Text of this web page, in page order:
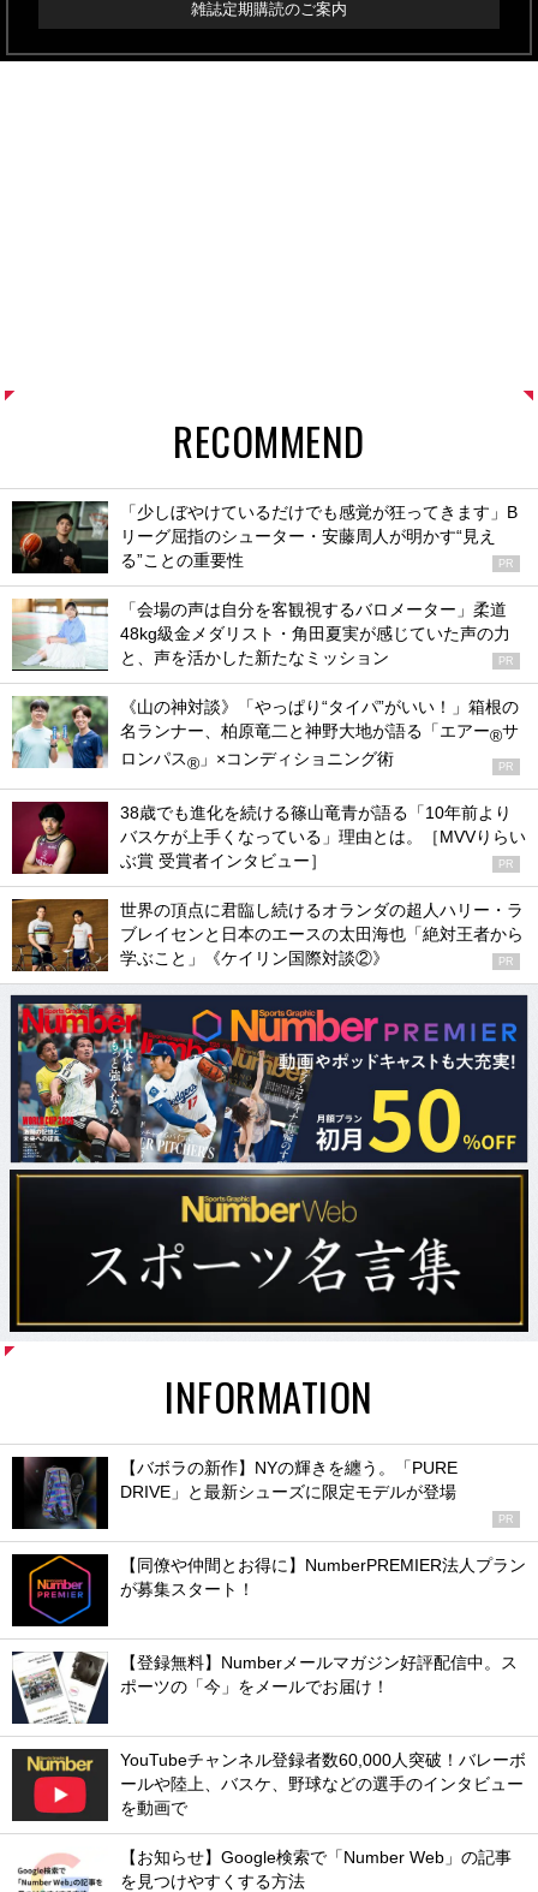
雑誌定期購読のご案内
RECOMMEND
「少しぼやけているだけでも感覚が狂ってきます」B
リーグ屈指のシューター・安藤周人が明かす“見え
る”ことの重要性
PR
「会場の声は自分を客観視するバロメーター」柔道
48kg級金メダリスト・角田夏実が感じていた声の力
と、声を活かした新たなミッション
PR
《山の神対談》「やっぱり“タイパ”がいい！」箱根の
名ランナー、柏原竜二と神野大地が語る「エアー®サ
ロンパス® 」×コンディショニング術 PR
38歳でも進化を続ける篠山竜青が語る「10年前より
バスケが上手くなっている」理由とは。［MVVりらい
ぶ賞 受賞者インタビュー］
PR
世界の頂点に君臨し続けるオランダの超人ハリー・ラ
ブレイセンと日本のエースの太田海也「絶対王者から
学ぶこと」《ケイリン国際対談②》
PR
INFORMATION
【バボラの新作】NYの輝きを纏う。「PURE
DRIVE」と最新シューズに限定モデルが登場
PR
【同僚や仲間とお得に】NumberPREMIER法人プラン
が募集スタート！
【登録無料】Numberメールマガジン好評配信中。ス
ポーツの「今」をメールでお届け！
YouTubeチャンネル登録者数60,000人突破！バレーボ
ールや陸上、バスケ、野球などの選手のインタビュー
を動画で
【お知らせ】Google検索で「Number Web」の記事
を見つけやすくする方法